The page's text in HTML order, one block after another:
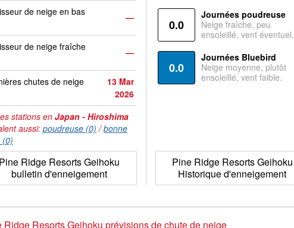
de neige en bas
—
de neige fraîche
—
chutes de neige
13 Mar
2026
stations en Japan - Hiroshima
aussi:poudreuse (0) /bonne
(0)
Pine Ridge Resorts Geihoku
bulletin d'enneigement
0.0
Journées poudreuse
Neige fraîche, peu
ensoleillé, vent éventuel.
0.0
Journées Bluebird
Neige moyenne, plutôt
ensoleillé, vent faible.
Pine Ridge Resorts Geihoku
Historique d'enneigement
Ridge Resorts Geihoku prévisions de chute de neige